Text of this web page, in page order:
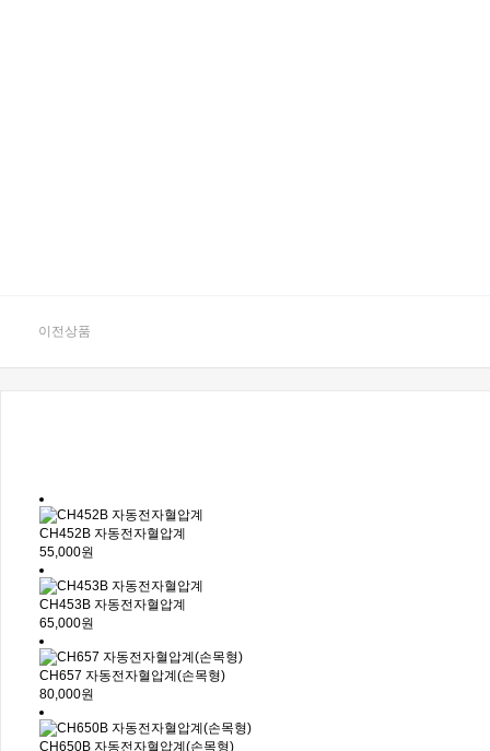
이전상품
CH452B 자동전자혈압계
55,000원
CH453B 자동전자혈압계
65,000원
CH657 자동전자혈압계(손목형)
80,000원
CH650B 자동전자혈압계(손목형)